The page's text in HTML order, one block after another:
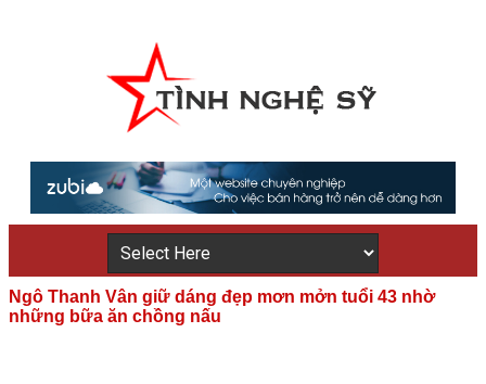
Ngô Thanh Vân giữ dáng đẹp mơn mởn tuổi 43 nhờ
những bữa ăn chồng nấu